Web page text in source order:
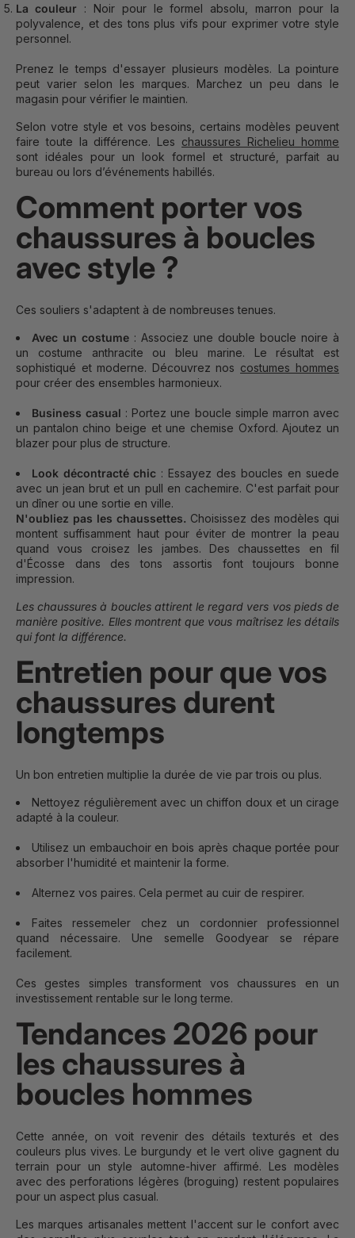
La couleur : Noir pour le formel absolu, marron pour la
polyvalence, et des tons plus vifs pour exprimer votre style
personnel.
Prenez le temps d'essayer plusieurs modèles. La pointure
peut varier selon les marques. Marchez un peu dans le
magasin pour vérifier le maintien.
Selon votre style et vos besoins, certains modèles peuvent
faire toute la différence. Les chaussures Richelieu homme
sont idéales pour un look formel et structuré, parfait au
bureau ou lors d’événements habillés.
Comment porter vos
chaussures à boucles
avec style ?
Ces souliers s'adaptent à de nombreuses tenues.
Avec un costume : Associez une double boucle noire à
un costume anthracite ou bleu marine. Le résultat est
sophistiqué et moderne. Découvrez nos costumes hommes
pour créer des ensembles harmonieux.
Business casual : Portez une boucle simple marron avec
un pantalon chino beige et une chemise Oxford. Ajoutez un
blazer pour plus de structure.
Look décontracté chic : Essayez des boucles en suede
avec un jean brut et un pull en cachemire. C'est parfait pour
un dîner ou une sortie en ville.
N'oubliez pas les chaussettes. Choisissez des modèles qui
montent suffisamment haut pour éviter de montrer la peau
quand vous croisez les jambes. Des chaussettes en fil
d'Écosse dans des tons assortis font toujours bonne
impression.
Les chaussures à boucles attirent le regard vers vos pieds de
manière positive. Elles montrent que vous maîtrisez les détails
qui font la différence.
Entretien pour que vos
chaussures durent
longtemps
Un bon entretien multiplie la durée de vie par trois ou plus.
Nettoyez régulièrement avec un chiffon doux et un cirage
adapté à la couleur.
Utilisez un embauchoir en bois après chaque portée pour
absorber l'humidité et maintenir la forme.
Alternez vos paires. Cela permet au cuir de respirer.
Faites ressemeler chez un cordonnier professionnel
quand nécessaire. Une semelle Goodyear se répare
facilement.
Ces gestes simples transforment vos chaussures en un
investissement rentable sur le long terme.
Tendances 2026 pour
les chaussures à
boucles hommes
Cette année, on voit revenir des détails texturés et des
couleurs plus vives. Le burgundy et le vert olive gagnent du
terrain pour un style automne-hiver affirmé. Les modèles
avec des perforations légères (broguing) restent populaires
pour un aspect plus casual.
Les marques artisanales mettent l'accent sur le confort avec